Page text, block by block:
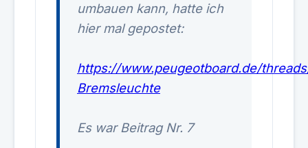
umbauen kann, hatte ich
hier mal gepostet:
https://www.peugeotboard.de/
Bremsleuchte
Es war Beitrag Nr. 7